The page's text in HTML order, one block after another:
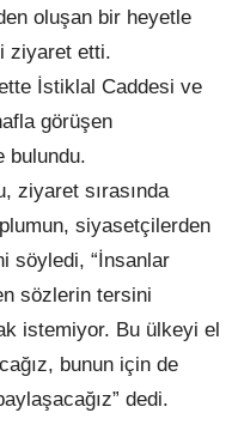
oluşan bir heyetle
ziyaret etti.
İstiklal Caddesi ve
görüşen
bulundu.
ziyaret sırasında
siyasetçilerden
söyledi, “İnsanlar
sözlerin tersini
istemiyor. Bu ülkeyi el
bunun için de
dedi.